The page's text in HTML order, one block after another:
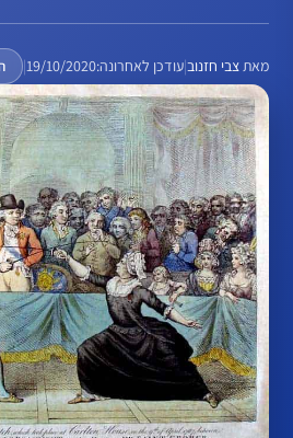
מאתצבי חזנוב|עודכן לאחרונה:19/10/2020
|